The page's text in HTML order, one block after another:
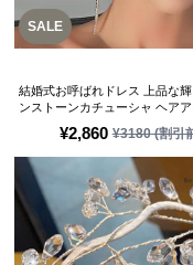
SALE
¥2,860 ¥3180(割引
結婚式お呼ばれドレス 上品な輝
ンストーンカチューシャ ヘア